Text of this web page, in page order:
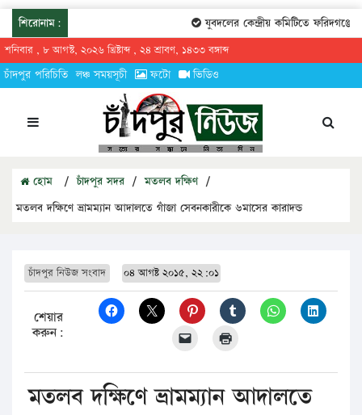
শিরোনাম: যুবদলের কেন্দ্রীয় কমিটিতে ফরিদগঞ্জের
শনিবার , ৮ আগস্ট, ২০২৬ খ্রিষ্টাব্দ , ২৪ শ্রাবণ, ১৪৩৩ বঙ্গাব্দ
চাঁদপুর পরিচিতি লঞ্চ সময়সূচী ফটো ভিডিও
হোম / চাঁদপুর সদর / মতলব দক্ষিণ /
মতলব দক্ষিণে ভ্রামম্যান আদালতে গাঁজা সেবনকারীকে ৬মাসের কারাদন্ড
চাঁদপুর নিউজ সংবাদ ০৪ আগষ্ট ২০১৫, ২২:০১
শেয়ার
করুন:
মতলব দক্ষিণে ভ্রামম্যান আদালতে